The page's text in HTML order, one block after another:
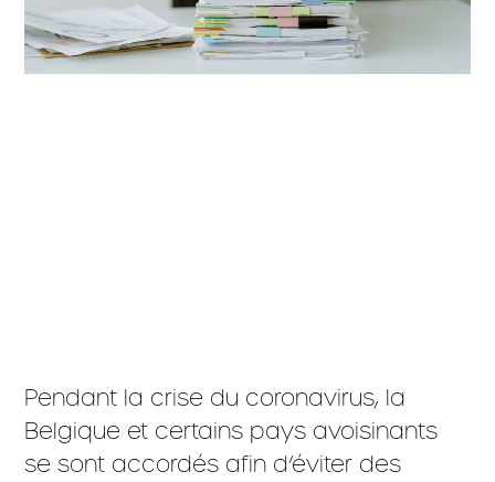
Pendant la crise du coronavirus, la
Belgique et certains pays avoisinants
se sont accordés afin d’éviter des